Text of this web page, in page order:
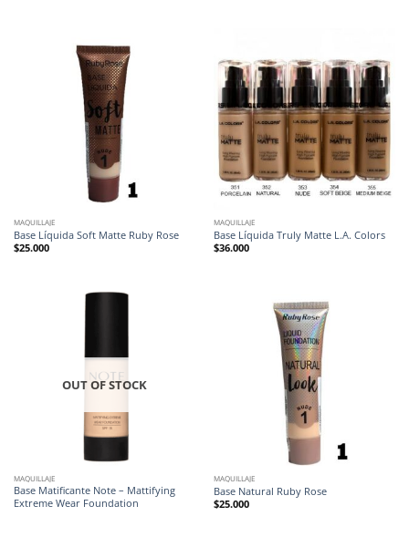
MAQUILLAJE
Base Líquida Soft Matte Ruby Rose
$25.000
MAQUILLAJE
Base Líquida Truly Matte L.A. Colors
$36.000
OUT OF STOCK
MAQUILLAJE
Base Matificante Note – Mattifying
Extreme Wear Foundation
MAQUILLAJE
Base Natural Ruby Rose
$25.000